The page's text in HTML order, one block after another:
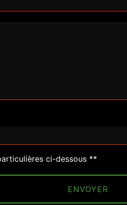
ci-dessous **
ENVOYER